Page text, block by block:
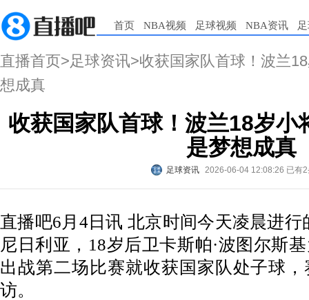
首页 NBA视频 足球视频 NBA资讯
直播首页>足球资讯>收获国家队首球！波兰
想成真
收获国家队首球！波兰18岁小
是梦想成真
足球资讯 2026-06-04 12:08:26 已有
直播吧6月4日讯 北京时间今天凌晨进
尼日利亚，18岁后卫卡斯帕·波图尔斯
出战第二场比赛就收获国家队处子球
访。